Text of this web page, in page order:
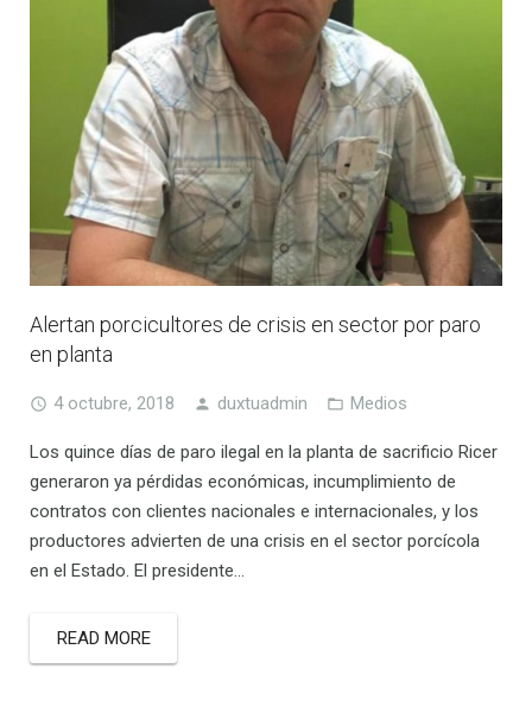
Alertan porcicultores de crisis en sector por paro
en planta
4 octubre, 2018 duxtuadmin Medios
Los quince días de paro ilegal en la planta de sacrificio Ricer
generaron ya pérdidas económicas, incumplimiento de
contratos con clientes nacionales e internacionales, y los
productores advierten de una crisis en el sector porcícola
en el Estado. El presidente…
READ MORE